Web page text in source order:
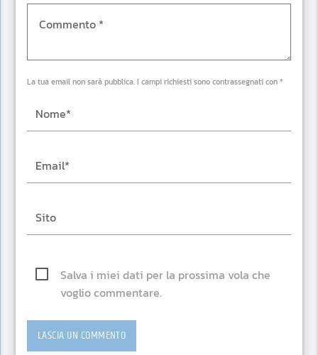
La tua email non sarà pubblica. I campi richiesti sono contrassegnati con *
Salva i miei dati per la prossima vola che
voglio commentare.